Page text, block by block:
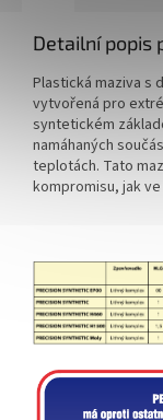
Detailní popis
Plastická maziva s
vytvořená pro
syntetickém
namáhaných
teplotách. Tato
kompromisu, jak